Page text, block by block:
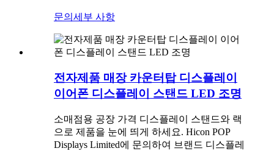
문의 세부 사항
전자제품 매장 카운터탑 디스플레이
이어폰 디스플레이 스탠드 LED 조명
소매점용 공장 가격 디스플레이 스탠드와 랙
으로 제품을 눈에 띄게 하세요. Hicon POP
Displays Limited에 문의하여 브랜드 디스플레